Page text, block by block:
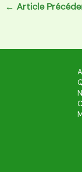
← Article